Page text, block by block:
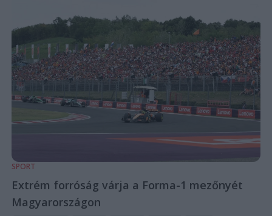
SPORT
Extrém forróság várja a Forma-1 mezőnyét
Magyarországon